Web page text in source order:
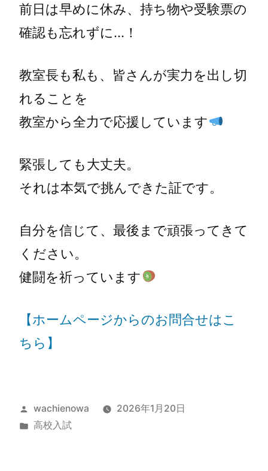
前日は早めに休み、持ち物や受験票の
確認も忘れずに…！
教室長も私も、皆さんが実力を出し切
れることを
教室から全力で応援しています
緊張しても大丈夫。
それは本気で挑んできた証です。
自分を信じて、最後まで頑張ってきて
ください。
健闘を祈っています
【ホームページからのお問合せはこ
ちら】
wachienowa
2026年1月20日
高校入試